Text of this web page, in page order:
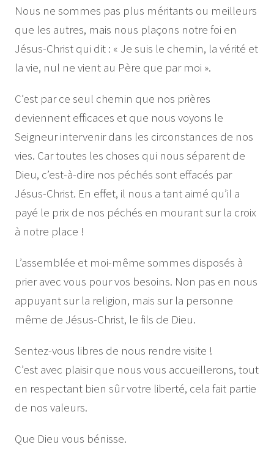
Nous ne sommes pas plus méritants ou meilleurs
que les autres, mais nous plaçons notre foi en
Jésus-Christ qui dit : « Je suis le chemin, la vérité et
la vie, nul ne vient au Père que par moi ».
C’est par ce seul chemin que nos prières
deviennent efficaces et que nous voyons le
Seigneur intervenir dans les circonstances de nos
vies. Car toutes les choses qui nous séparent de
Dieu, c’est-à-dire nos péchés sont effacés par
Jésus-Christ. En effet, il nous a tant aimé qu’il a
payé le prix de nos péchés en mourant sur la croix
à notre place !
L’assemblée et moi-même sommes disposés à
prier avec vous pour vos besoins. Non pas en nous
appuyant sur la religion, mais sur la personne
même de Jésus-Christ, le fils de Dieu.
Sentez-vous libres de nous rendre visite !
C’est avec plaisir que nous vous accueillerons, tout
en respectant bien sûr votre liberté, cela fait partie
de nos valeurs.
Que Dieu vous bénisse.